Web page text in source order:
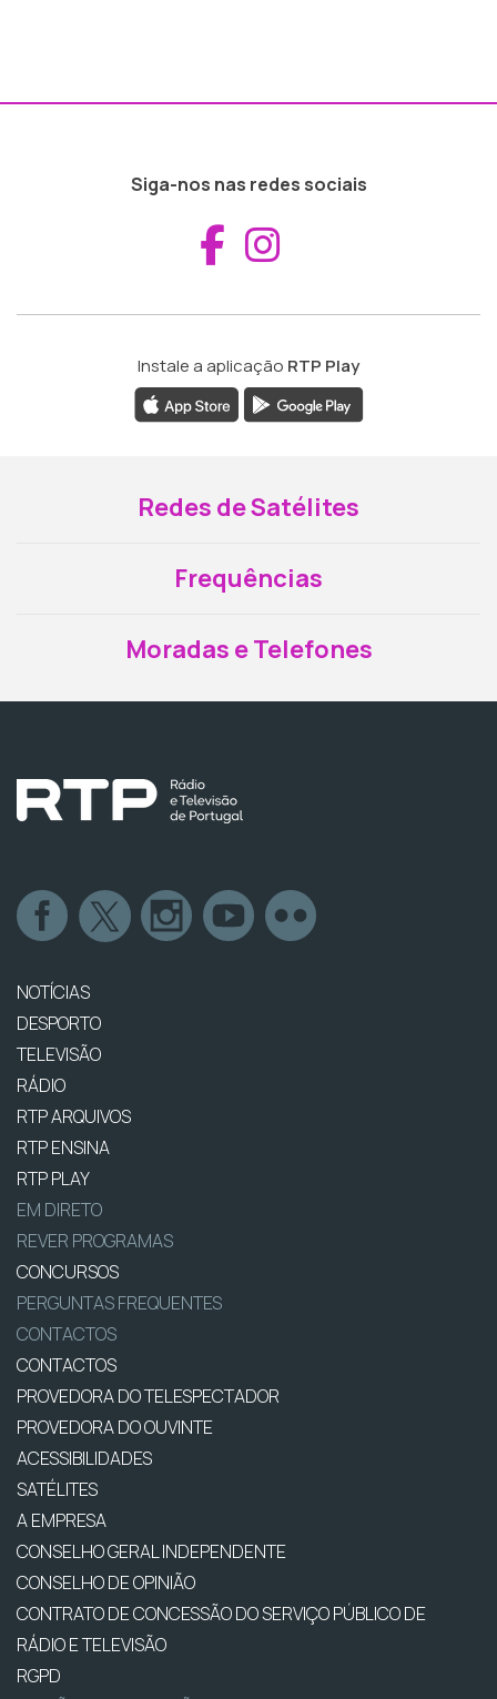
Siga-nos nas redes sociais
Aceder ao
Instale a aplicação RTP Play
Redes de Satélites
Frequências
Moradas e Telefones
NOTÍCIAS
DESPORTO
TELEVISÃO
RÁDIO
RTP ARQUIVOS
RTP ENSINA
RTP PLAY
EM DIRETO
REVER PROGRAMAS
CONCURSOS
PERGUNTAS FREQUENTES
CONTACTOS
CONTACTOS
PROVEDORA DO TELESPECTADOR
PROVEDORA DO OUVINTE
ACESSIBILIDADES
SATÉLITES
A EMPRESA
CONSELHO GERAL INDEPENDENTE
CONSELHO DE OPINIÃO
CONTRATO DE CONCESSÃO DO SERVIÇO PÚBLICO DE
RÁDIO E TELEVISÃO
RGPD